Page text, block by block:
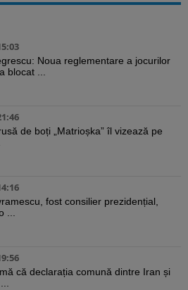
Noua reglementare a jocurilor
blocat ...
de boți „Matrioșka” îl vizează pe
fost consilier prezidențial,
...
că declarația comună dintre Iran și